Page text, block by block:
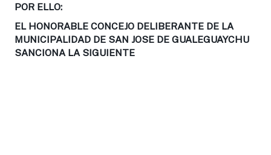
POR ELLO:
EL HONORABLE CONCEJO DELIBERANTE DE LA
MUNICIPALIDAD DE SAN JOSE DE GUALEGUAYCHU
SANCIONA LA SIGUIENTE